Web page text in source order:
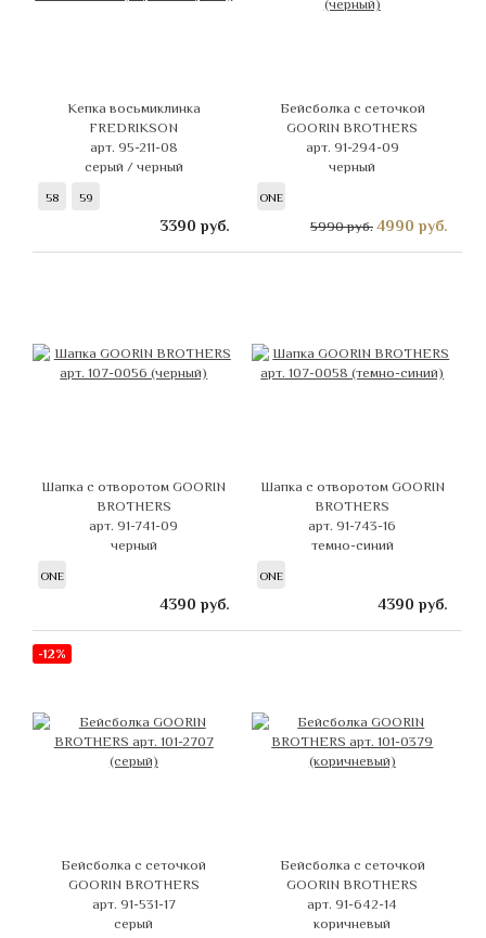
Кепка восьмиклинка
FREDRIKSON
арт. 95-211-08
серый / черный
58 59
3390 руб.
Бейсболка с сеточкой
GOORIN BROTHERS
арт. 91-294-09
черный
ONE
5990 руб. 4990 руб.
Шапка с отворотом GOORIN
BROTHERS
арт. 91-741-09
черный
ONE
4390 руб.
Шапка с отворотом GOORIN
BROTHERS
арт. 91-743-16
темно-синий
ONE
4390 руб.
-12%
Бейсболка с сеточкой
GOORIN BROTHERS
арт. 91-531-17
серый
Бейсболка с сеточкой
GOORIN BROTHERS
арт. 91-642-14
коричневый